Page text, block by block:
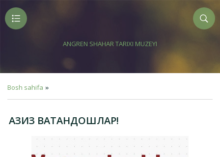
ANGREN SHAHAR TARIXI MUZEYI
Bosh sahifa »
АЗИЗ ВАТАНДОШЛАР!